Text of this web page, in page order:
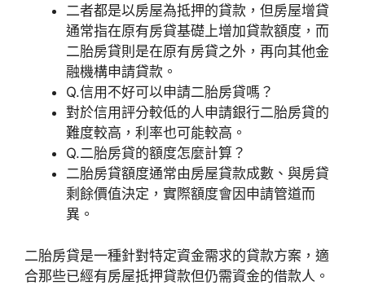
二者都是以房屋為抵押的貸款，但房屋增貸
通常指在原有房貸基礎上增加貸款額度，而
二胎房貸則是在原有房貸之外，再向其他金
融機構申請貸款。
Q.信用不好可以申請二胎房貸嗎？
對於信用評分較低的人申請銀行二胎房貸的
難度較高，利率也可能較高。
Q.二胎房貸的額度怎麼計算？
二胎房貸額度通常由房屋貸款成數、與房貸
剩餘價值決定，實際額度會因申請管道而
異。
二胎房貸是一種針對特定資金需求的貸款方案，適
合那些已經有房屋抵押貸款但仍需資金的借款人。